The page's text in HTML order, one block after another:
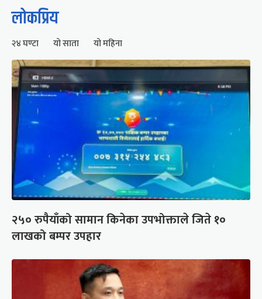
लोकप्रिय
२४ घण्टा यो साता यो महिना
२५० रुपैयाँको सामान किनेका उपभोक्ताले जिते १०
लाखको बम्पर उपहार